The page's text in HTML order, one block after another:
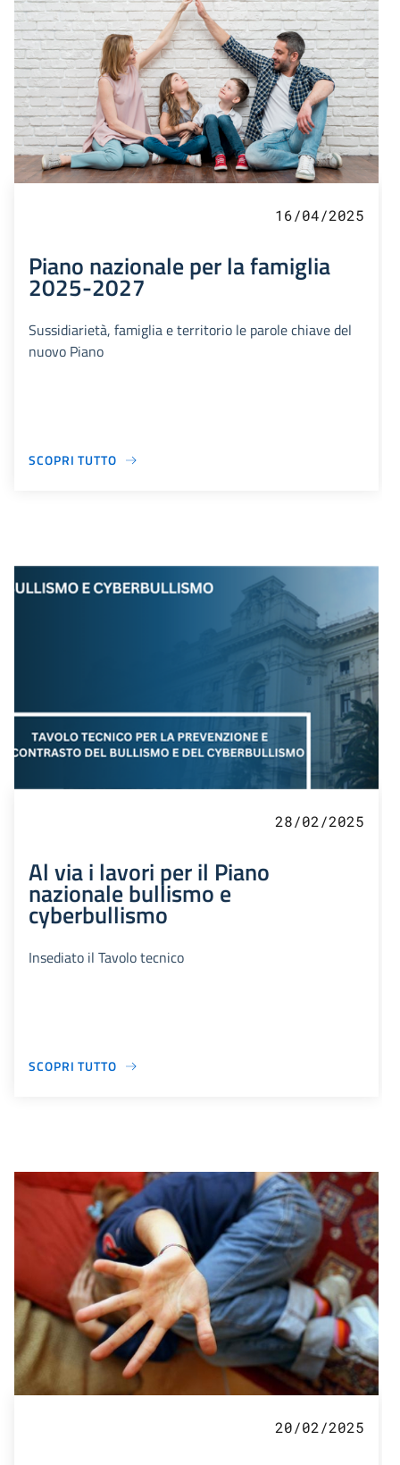
16/04/2025
Piano nazionale per la famiglia
2025-2027
Sussidiarietà, famiglia e territorio le parole chiave del
nuovo Piano
SCOPRI TUTTO
28/02/2025
Al via i lavori per il Piano
nazionale bullismo e
cyberbullismo
Insediato il Tavolo tecnico
SCOPRI TUTTO
20/02/2025